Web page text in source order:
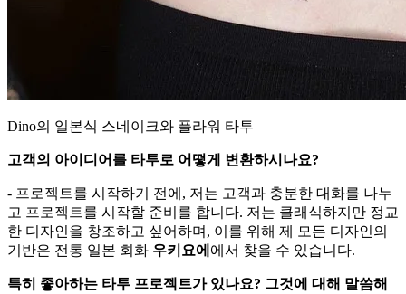
Dino의 일본식 스네이크와 플라워 타투
고객의 아이디어를 타투로 어떻게 변환하시나요?
- 프로젝트를 시작하기 전에, 저는 고객과 충분한 대화를 나누
고 프로젝트를 시작할 준비를 합니다. 저는 클래식하지만 정교
한 디자인을 창조하고 싶어하며, 이를 위해 제 모든 디자인의
기반은 전통 일본 회화 우키요에 에서 찾을 수 있습니다.
특히 좋아하는 타투 프로젝트가 있나요? 그것에 대해 말씀해